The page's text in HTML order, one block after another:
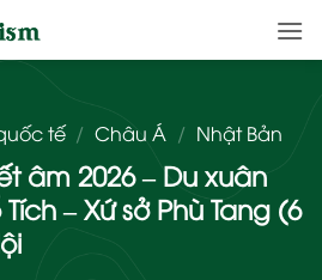
tế / Châu Á / Nhật Bản
âm 2026 – Du xuân
– Xứ sở Phù Tang (6